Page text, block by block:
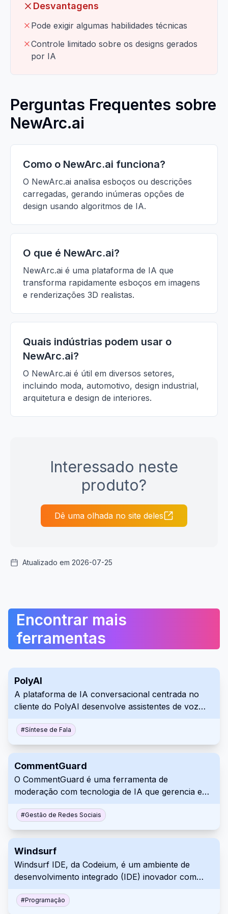
Desvantagens
Pode exigir algumas habilidades técnicas
Controle limitado sobre os designs gerados
por IA
Perguntas Frequentes sobre
NewArc.ai
Como o NewArc.ai funciona?
O NewArc.ai analisa esboços ou descrições
carregadas, gerando inúmeras opções de
design usando algoritmos de IA.
O que é NewArc.ai?
NewArc.ai é uma plataforma de IA que
transforma rapidamente esboços em imagens
e renderizações 3D realistas.
Quais indústrias podem usar o
NewArc.ai?
O NewArc.ai é útil em diversos setores,
incluindo moda, automotivo, design industrial,
arquitetura e design de interiores.
Interessado neste
produto?
Dê uma olhada no site deles
Atualizado em 2026-07-25
Encontrar mais
ferramentas
PolyAI
A plataforma de IA conversacional centrada no
cliente do PolyAI desenvolve assistentes de voz
excepcional para empresas em diversos setores.
#Síntese de Fala
CommentGuard
O CommentGuard é uma ferramenta de
moderação com tecnologia de IA que gerencia e
anúncios do Facebook e Instagram.
#Gestão de Redes Sociais
Windsurf
Windsurf IDE, da Codeium, é um ambiente de
desenvolvimento integrado (IDE) inovador com
melhorar a experiência de codificação dos
#Programação